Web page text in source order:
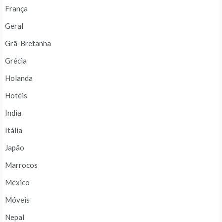
França
Geral
Grã-Bretanha
Grécia
Holanda
Hotéis
India
Itália
Japão
Marrocos
México
Móveis
Nepal